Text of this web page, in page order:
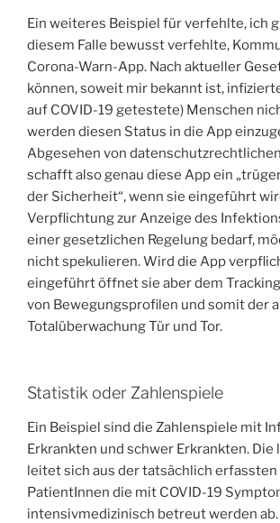
Ein weiteres Beispiel für verfehlte, ich
diesem Falle bewusst verfehlte,
Corona-Warn-App. Nach aktueller
können, soweit mir bekannt ist,
auf COVID-19 getestete) Menschen
werden diesen Status in die App
Abgesehen von
schafft also genau diese App ein
der Sicherheit“, wenn sie eingeführt
Verpflichtung zur Anzeige des
einer gesetzlichen Regelung bedarf,
nicht spekulieren. Wird die App
eingeführt öffnet sie aber dem
von Bewegungsprofilen und somit der
Totalüberwachung Tür und Tor.
Statistik oder Zahlenspiele
Ein Beispiel sind die Zahlenspiele mit
Erkrankten und schwer Erkrankten. Die
leitet sich aus der tatsächlich erfassten
PatientInnen die mit COVID-19
intensivmedizinisch betreut werden